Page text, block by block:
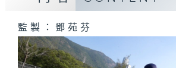
監製：鄧苑芬